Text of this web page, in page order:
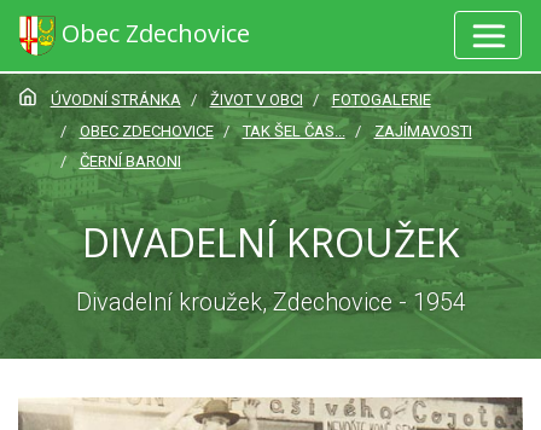
Obec Zdechovice
ÚVODNÍ STRÁNKA ŽIVOT V OBCI
FOTOGALERIE
OBEC ZDECHOVICE
TAK ŠEL ČAS...
ZAJÍMAVOSTI
ČERNÍ BARONI
DIVADELNÍ KROUŽEK
Divadelní kroužek, Zdechovice - 1954